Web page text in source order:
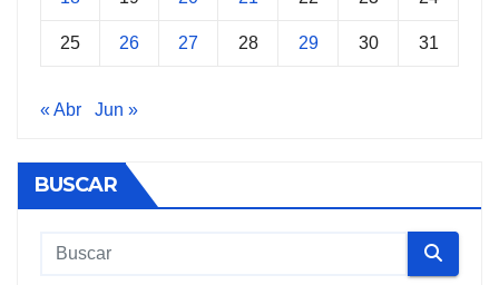
25 26 27 28 29 30 31
« Abr Jun »
BUSCAR